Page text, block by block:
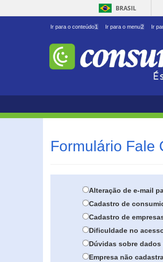
BRASIL
Ir para o conteúdo1 Ir para o menu2 Ir
Formulário Fale
Alteração de e-mail
Cadastro de
Cadastro de
Dificuldade no
Dúvidas sobre dados
Empresa não